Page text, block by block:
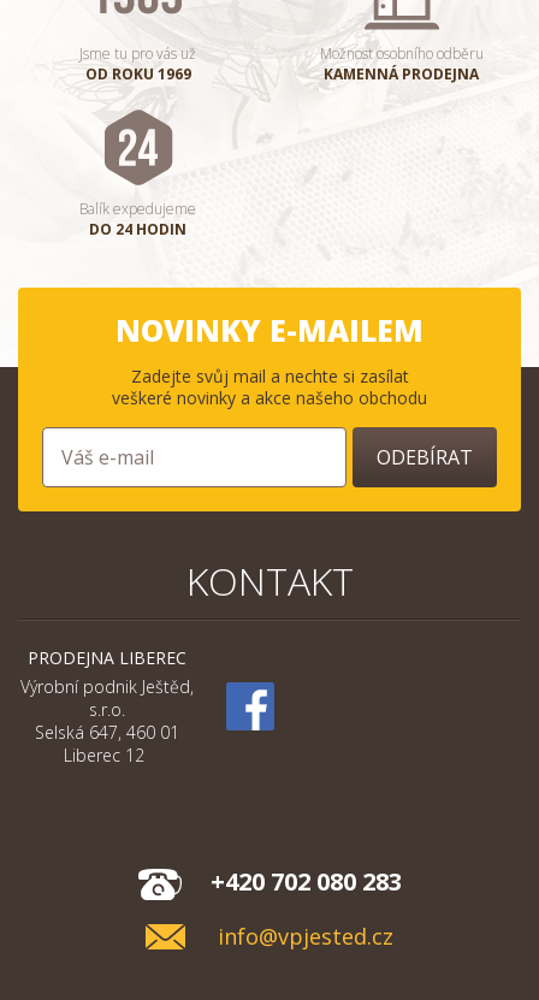
Jsme tu pro vás už
OD ROKU 1969
Možnost osobního odběru
KAMENNÁ PRODEJNA
Balík expedujeme
DO 24 HODIN
NOVINKY E-MAILEM
Zadejte svůj mail a nechte si zasílat
veškeré novinky a akce našeho obchodu
ODEBÍRAT
KONTAKT
PRODEJNA LIBEREC
Výrobní podnik Ještěd,
s.r.o.
Selská 647, 460 01
Liberec 12
+420 702 080 283
info@vpjested.cz